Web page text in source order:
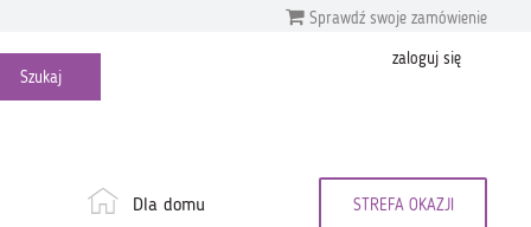
Sprawdź swoje zamówienie
zaloguj się
Dla domu STREFA OKAZJI